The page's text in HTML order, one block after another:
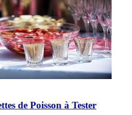
de Poisson à Tester